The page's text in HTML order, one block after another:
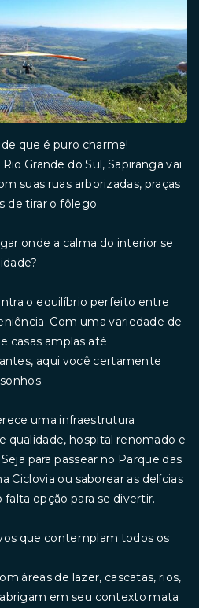
que é puro charme!
Grande do Sul, Sapiranga vai
suas ruas arborizadas, praças
de tirar o fôlego.
onde a calma do interior se
o equilíbrio perfeito entre
Com uma variedade de
casas amplas até
aqui você certamente
uma infraestrutura
qualidade, hospital renomado e
para passear no Parque das
Ciclovia ou saborear as delícias
falta opção para se divertir.
que contemplam todos os
áreas de lazer, cascatas, rios,
em seu contexto mata